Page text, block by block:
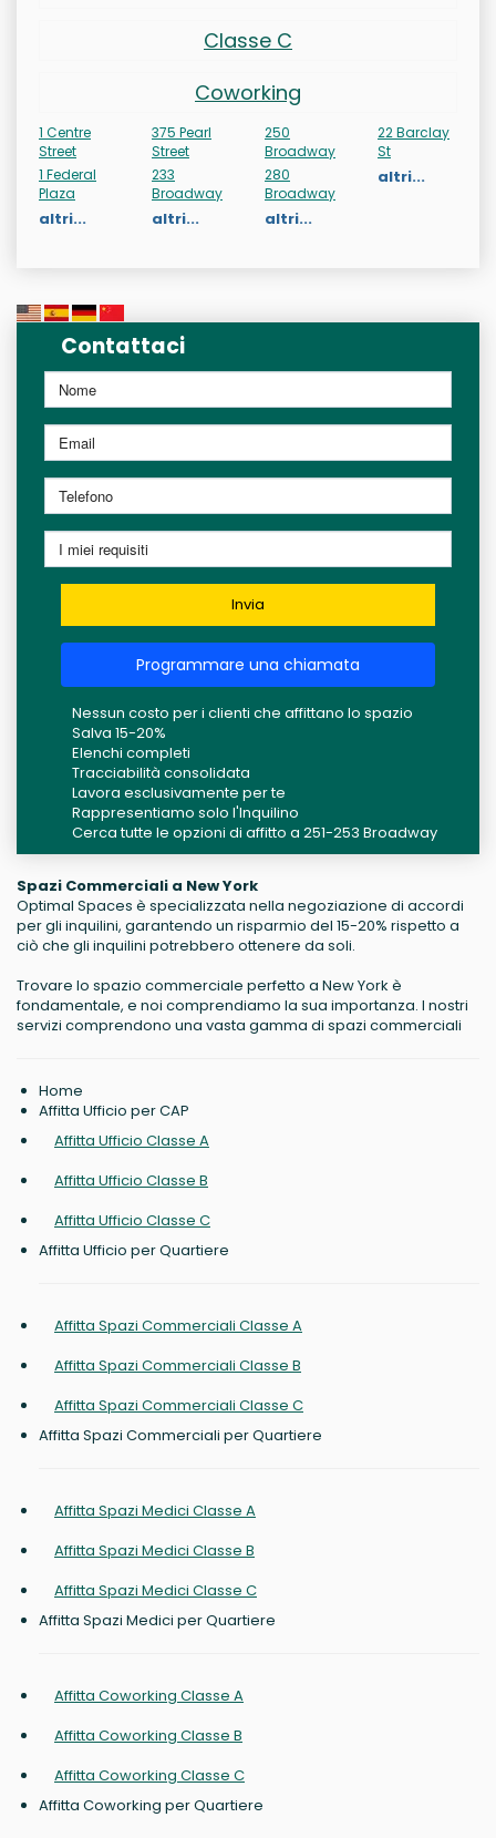
Classe C
Coworking
1 Centre
Street
1 Federal
Plaza
altri...
375 Pearl
Street
233
Broadway
altri...
250
Broadway
280
Broadway
altri...
22 Barclay
St
altri...
Contattaci
Invia
Programmare una chiamata
Nessun costo per i clienti che affittano lo spazio
Salva 15-20%
Elenchi completi
Tracciabilità consolidata
Lavora esclusivamente per te
Rappresentiamo solo l'Inquilino
Cerca tutte le opzioni di affitto a 251-253 Broadway
Spazi Commerciali a New York
Optimal Spaces è specializzata nella negoziazione di accordi
per gli inquilini, garantendo un risparmio del 15-20% rispetto a
ciò che gli inquilini potrebbero ottenere da soli.
Trovare lo spazio commerciale perfetto a New York è
fondamentale, e noi comprendiamo la sua importanza. I nostri
servizi comprendono una vasta gamma di spazi commerciali
Home
Affitta Ufficio per CAP
Affitta Ufficio Classe A
Affitta Ufficio Classe B
Affitta Ufficio Classe C
Affitta Ufficio per Quartiere
Affitta Spazi Commerciali Classe A
Affitta Spazi Commerciali Classe B
Affitta Spazi Commerciali Classe C
Affitta Spazi Commerciali per Quartiere
Affitta Spazi Medici Classe A
Affitta Spazi Medici Classe B
Affitta Spazi Medici Classe C
Affitta Spazi Medici per Quartiere
Affitta Coworking Classe A
Affitta Coworking Classe B
Affitta Coworking Classe C
Affitta Coworking per Quartiere